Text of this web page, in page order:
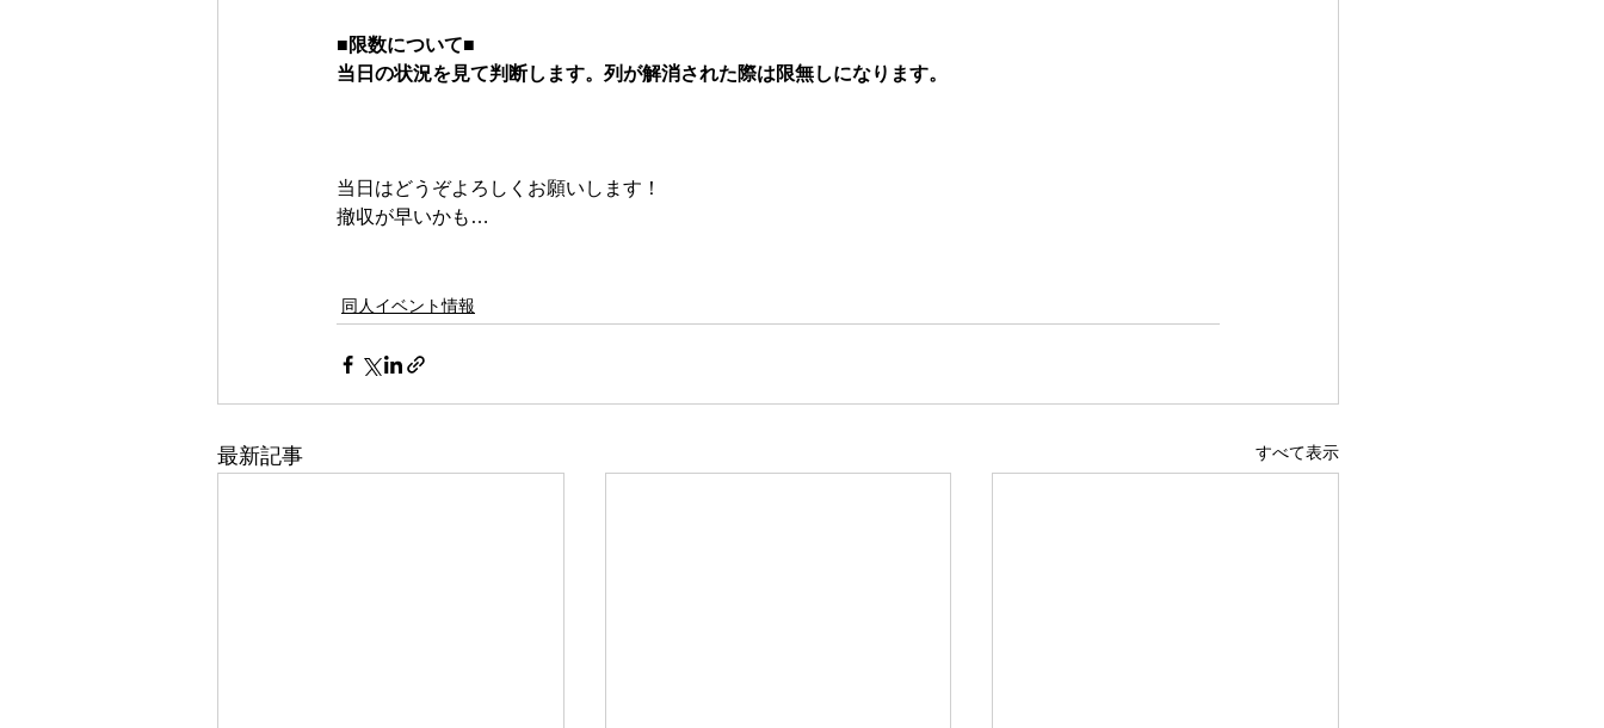
■限数について■
当日の状況を見て判断します。列が解消された際は限無しになります。
当日はどうぞよろしくお願いします！
撤収が早いかも…
同人イベント情報
最新記事 すべて表示